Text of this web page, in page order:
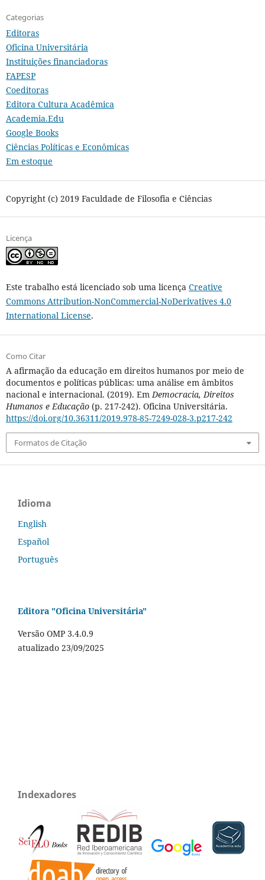
Categorias
Editoras
Oficina Universitária
Instituições financiadoras
FAPESP
Coeditoras
Editora Cultura Acadêmica
Academia.Edu
Google Books
Ciências Políticas e Econômicas
Em estoque
Copyright (c) 2019 Faculdade de Filosofia e Ciências
Licença
Este trabalho está licenciado sob uma licença Creative
Commons Attribution-NonCommercial-NoDerivatives 4.0
International License.
Como Citar
A afirmação da educação em direitos humanos por meio de
documentos e políticas públicas: uma análise em âmbitos
nacional e internacional. (2019). Em Democracia, Direitos
Humanos e Educação(p. 217-242). Oficina Universitária.
https://doi.org/10.36311/2019.978-85-7249-028-3.p217-242
Formatos de Citação
Idioma
English
Español
Português
Editora "Oficina Universitária"
Versão OMP 3.4.0.9
atualizado 23/09/2025
Indexadores